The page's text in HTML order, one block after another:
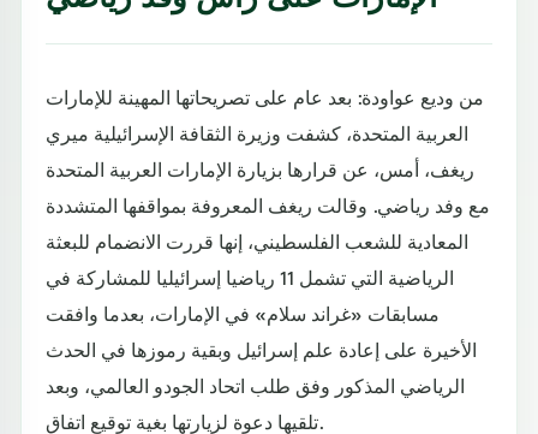
من وديع عواودة: بعد عام على تصريحاتها المهينة للإمارات
العربية المتحدة، كشفت وزيرة الثقافة الإسرائيلية ميري
ريغف، أمس، عن قرارها بزيارة الإمارات العربية المتحدة
مع وفد رياضي. وقالت ريغف المعروفة بمواقفها المتشددة
المعادية للشعب الفلسطيني، إنها قررت الانضمام للبعثة
الرياضية التي تشمل 11 رياضيا إسرائيليا للمشاركة في
مسابقات «غراند سلام» في الإمارات، بعدما وافقت
الأخيرة على إعادة علم إسرائيل وبقية رموزها في الحدث
الرياضي المذكور وفق طلب اتحاد الجودو العالمي، وبعد
تلقيها دعوة لزيارتها بغية توقيع اتفاق.